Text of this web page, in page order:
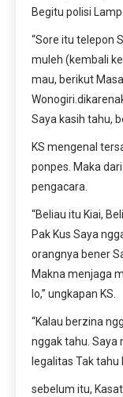
Begitu polisi
“Sore itu telepon
muleh (kembali
mau, berikut
Saya kasih tahu,
KS mengenal
ponpes. Maka
pengacara.
“Beliau itu Kiai,
Pak Kus Saya
orangnya bener
Makna menjaga
lo,” ungkapan KS.
“Kalau berzina
nggak tahu. Saya
legalitas Tak tahu
sebelum itu,